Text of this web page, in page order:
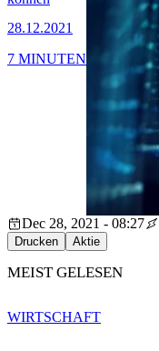
28.12.2021
7 MINUTEN
Dec 28, 2021 - 08:27
Drucken Aktie
MEIST GELESEN
WIRTSCHAFT